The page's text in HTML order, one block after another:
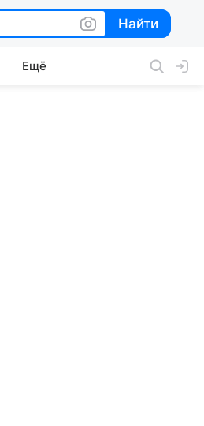
Найти
Найти
Ещё